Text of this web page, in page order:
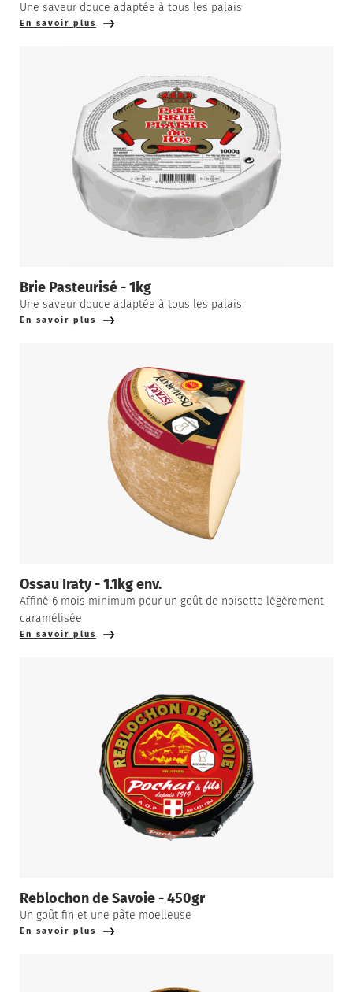
Une saveur douce adaptée à tous les palais
En savoir plus
Brie Pasteurisé - 1kg
Une saveur douce adaptée à tous les palais
En savoir plus
Ossau Iraty - 1.1kg env.
Affiné 6 mois minimum pour un goût de noisette légèrement
caramélisée
En savoir plus
Reblochon de Savoie - 450gr
Un goût fin et une pâte moelleuse
En savoir plus